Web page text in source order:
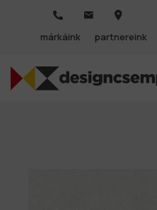
márkáink
partnereink